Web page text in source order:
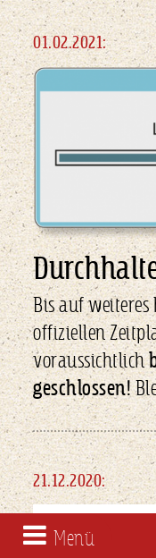
01.02.2021:
Bis auf
offiziellen
voraussichtlich
geschlossen!
21.12.2020:
Menü